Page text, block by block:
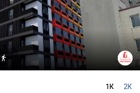

1К 2К